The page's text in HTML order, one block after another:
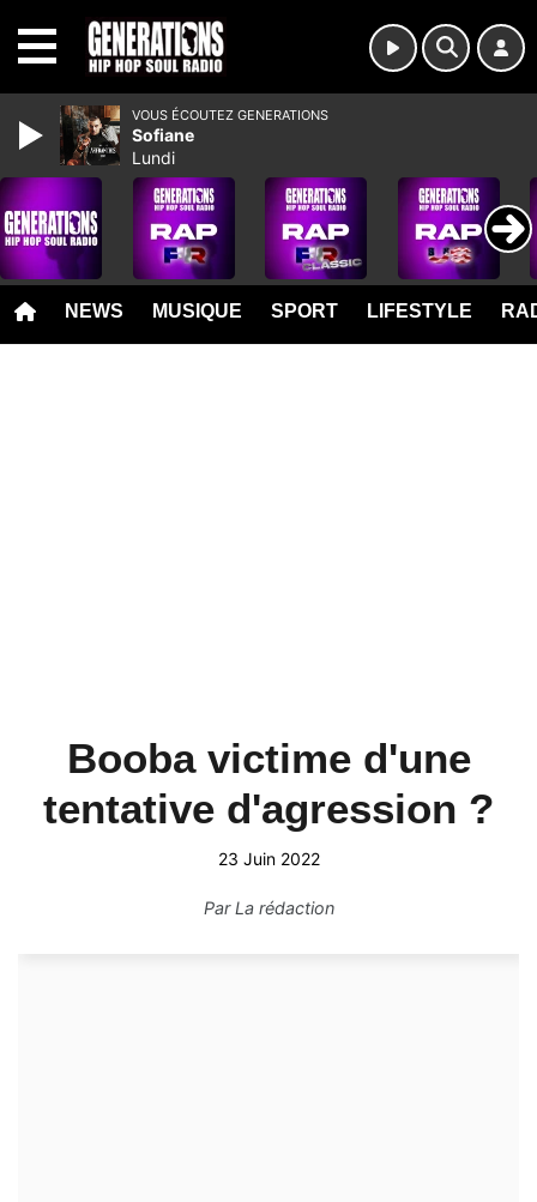
NEWS MUSIQUE SPORT LIFESTYLE
Booba victime d'une
tentative d'agression ?
23 Juin 2022
ParLa rédaction
VOUS ÉCOUTEZ GENERATIONS
Sofiane
Lundi